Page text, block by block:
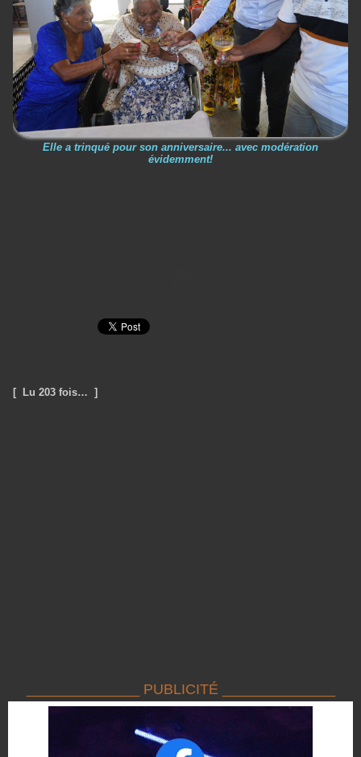
Elle a trinqué pour son anniversaire... avec modération
évidemment!
[ Lu 203 fois… ]
______________ PUBLICITÉ ______________